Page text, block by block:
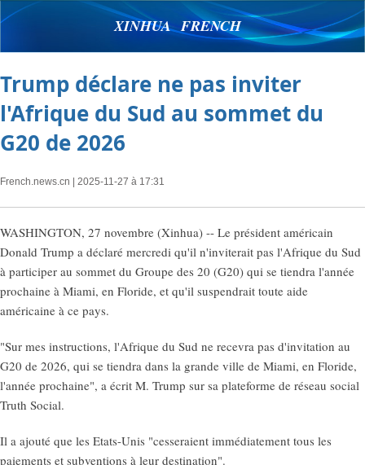
XINHUA FRENCH
Trump déclare ne pas inviter
l'Afrique du Sud au sommet du
G20 de 2026
French.news.cn | 2025-11-27 à 17:31
WASHINGTON, 27 novembre (Xinhua) -- Le président américain
Donald Trump a déclaré mercredi qu'il n'inviterait pas l'Afrique du Sud
à participer au sommet du Groupe des 20 (G20) qui se tiendra l'année
prochaine à Miami, en Floride, et qu'il suspendrait toute aide
américaine à ce pays.
"Sur mes instructions, l'Afrique du Sud ne recevra pas d'invitation au
G20 de 2026, qui se tiendra dans la grande ville de Miami, en Floride,
l'année prochaine", a écrit M. Trump sur sa plateforme de réseau social
Truth Social.
Il a ajouté que les Etats-Unis "cesseraient immédiatement tous les
paiements et subventions à leur destination".